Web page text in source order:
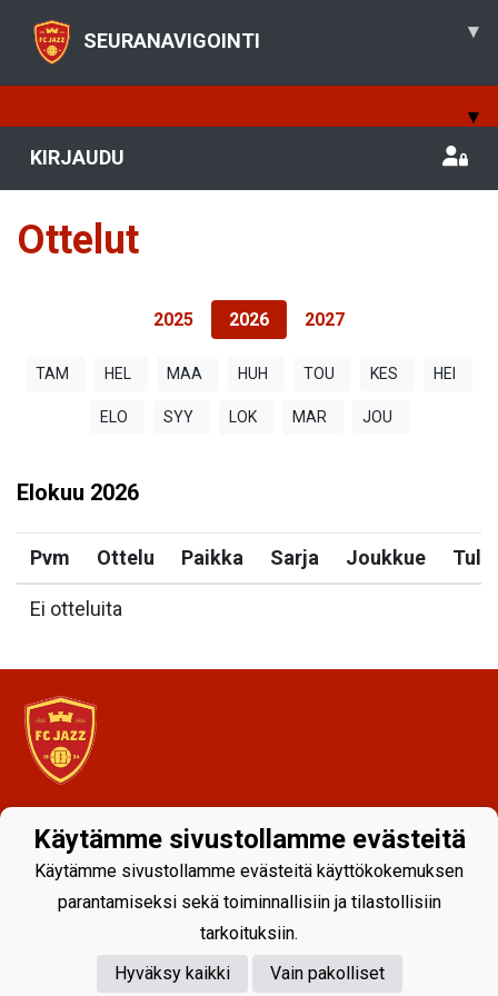
SEURANAVIGOINTI ▾
▾
KIRJAUDU
Ottelut
2025 2026 2027
TAM HEL MAA HUH TOU KES HEI
ELO SYY LOK MAR JOU
Elokuu 2026
Pvm Ottelu Paikka Sarja Joukkue
Ei otteluita
Powered by
Käytämme sivustollamme evästeitä
Käytämme sivustollamme evästeitä käyttökokemuksen
parantamiseksi sekä toiminnallisiin ja tilastollisiin
tarkoituksiin.
Hyväksy kaikki
Vain pakolliset